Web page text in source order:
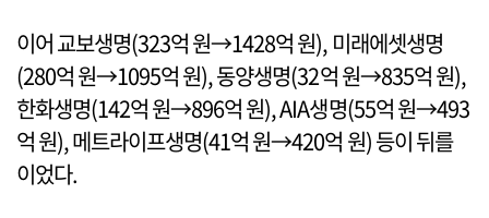
이어 교보생명(323억 원→1428억 원), 미래에셋생명
(280억 원→1095억 원), 동양생명(32억 원→835억 원),
한화생명(142억 원→896억 원), AIA생명(55억 원→493
억 원), 메트라이프생명(41억 원→420억 원) 등이 뒤를
이었다.